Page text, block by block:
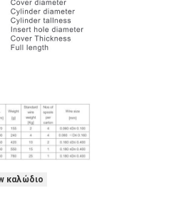
καλώδιο